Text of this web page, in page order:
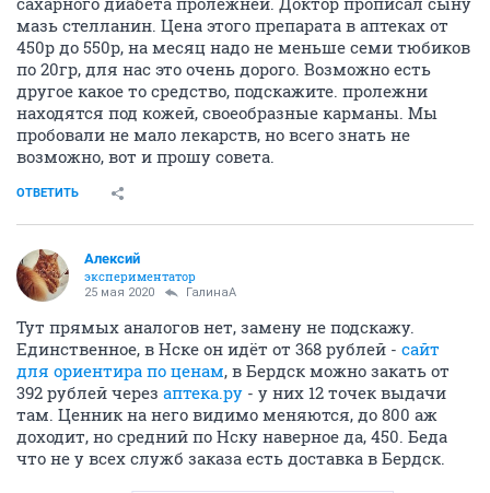
мазь стелланин. Цена этого препарата в аптеках от
450р до 550р, на месяц надо не меньше семи тюбиков
по 20гр, для нас это очень дорого. Возможно есть
другое какое то средство, подскажите. пролежни
находятся под кожей, своеобразные карманы. Мы
пробовали не мало лекарств, но всего знать не
возможно, вот и прошу совета.
ОТВЕТИТЬ
Алексий
экспериментатор
25 мая 2020 ГалинаА
Тут прямых аналогов нет, замену не подскажу.
Единственное, в Нске он идёт от 368 рублей - сайт
для ориентира по ценам, в Бердск можно закать от
392 рублей через аптека.ру - у них 12 точек выдачи
там. Ценник на него видимо меняются, до 800 аж
доходит, но средний по Нску наверное да, 450. Беда
что не у всех служб заказа есть доставка в Бердск.